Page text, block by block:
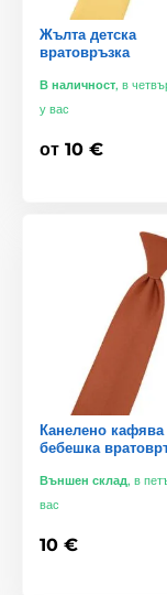
Жълта детска
вратовръзка
В наличност, в
у вас
от 10 €
Канелено кафява
бебешка
Външен склад, в
вас
10 €